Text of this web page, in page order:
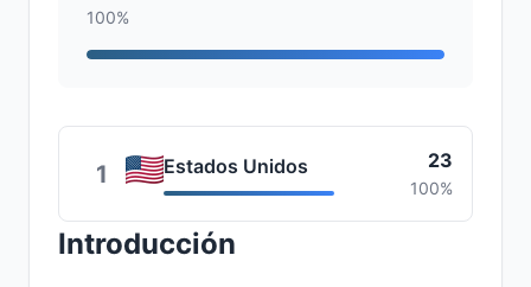
100%
1 Estados Unidos 23
100%
Introducción